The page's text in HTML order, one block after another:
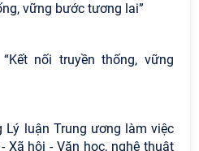
vững bước tương lai”
nối truyền thống, vững
luận Trung ương làm việc
Xã hội - Văn học, nghệ thuật